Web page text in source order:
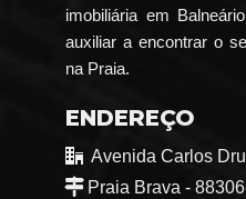
imobiliária em
auxiliar a encontrar o
na Praia.
ENDEREÇO
Avenida Carlos
Praia Brava -